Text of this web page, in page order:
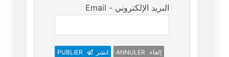
Email - البريد الإلكتروني
PUBLIER انشر ANNULER إلغاء